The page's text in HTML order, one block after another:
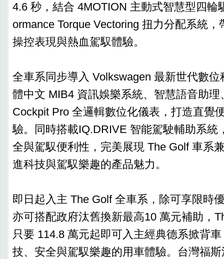
4.6 秒，結合 4MOTION 主動式智慧型四輪
ormance Torque Vectoring 扭力分配系統
操控表現與熱血駕馭體驗。
全車系同步導入 Volkswagen 最新世代數
體中文 MIB4 資訊娛樂系統、智慧語音助理
Cockpit Pro 全邏輯數位化儀表，打造直覺
驗。同時搭載IQ.DRIVE 智能駕駛輔助系統
全與駕馭便利性，完美展現 The Golf 車系
進科技與駕馭樂趣的產品魅力。
即日起入主 The Golf 全車系，除可享限時
亦可搭配政府汰舊換新最高10 萬元補助，
只要 114.8 萬元起即可入主經典德系掀背
技、安全與駕馭樂趣的用車體驗。台灣福